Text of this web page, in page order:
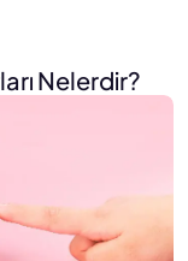
Nelerdir?